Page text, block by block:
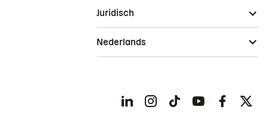
Juridisch
Nederlands